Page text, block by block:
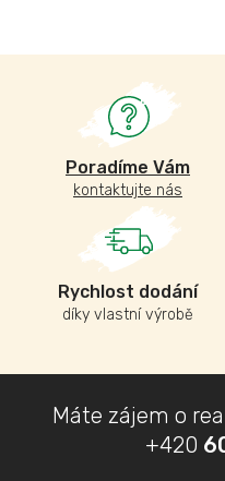
Poradíme Vám
kontaktujte nás
Rychlost dodání
díky vlastní výrobě
Máte zájem o
+420